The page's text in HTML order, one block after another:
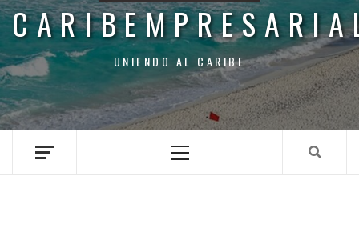
UNIENDO AL CARIBE
Menu